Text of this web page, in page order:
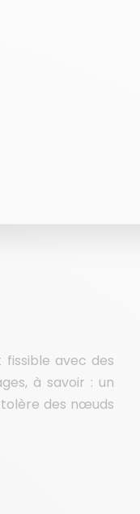
fissible avec des
à savoir : un
tolère des nœuds